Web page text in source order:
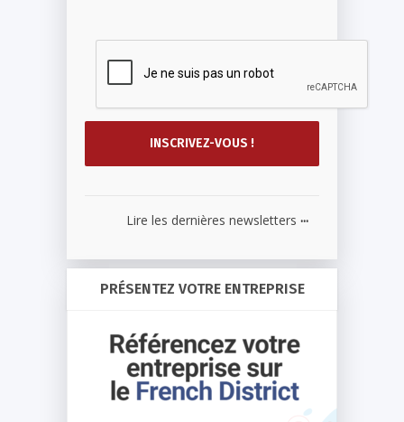
Lire les dernières newsletters ...
PRÉSENTEZ VOTRE ENTREPRISE